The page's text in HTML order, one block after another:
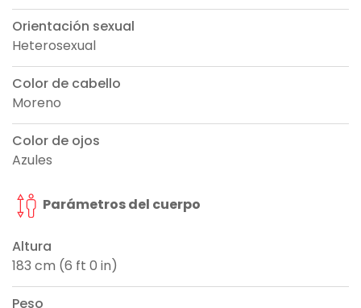
Orientación sexual
Heterosexual
Color de cabello
Moreno
Color de ojos
Azules
Parámetros del cuerpo
Altura
183 cm (6 ft 0 in)
Peso